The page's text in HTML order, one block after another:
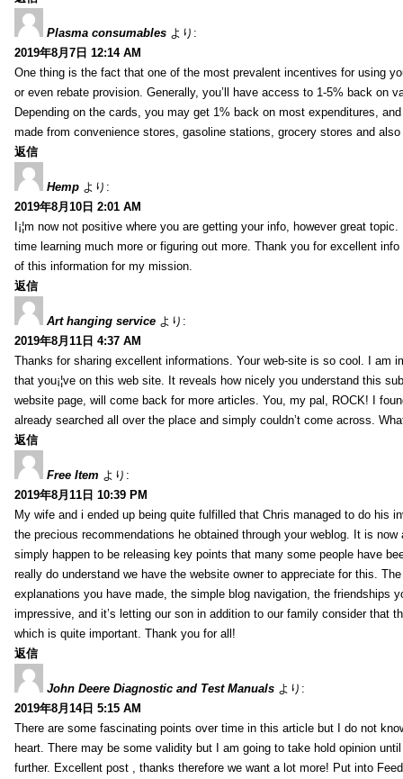
Plasma consumables より:
2019年8月7日 12:14 AM
One thing is the fact that one of the most prevalent incentives for using
or even rebate provision. Generally, you’ll have access to 1-5% back on
Depending on the cards, you may get 1% back on most expenditures,
made from convenience stores, gasoline stations, grocery stores and also
返信
Hemp より:
2019年8月10日 2:01 AM
I¡¦m now not positive where you are getting your info, however great
time learning much more or figuring out more. Thank you for excellent
of this information for my mission.
返信
Art hanging service より:
2019年8月11日 4:37 AM
Thanks for sharing excellent informations. Your web-site is so cool. I am
that you¡¦ve on this web site. It reveals how nicely you understand this
website page, will come back for more articles. You, my pal, ROCK! I
already searched all over the place and simply couldn’t come across.
返信
Free Item より:
2019年8月11日 10:39 PM
My wife and i ended up being quite fulfilled that Chris managed to do his
the precious recommendations he obtained through your weblog. It is now
simply happen to be releasing key points that many some people have
really do understand we have the website owner to appreciate for this.
explanations you have made, the simple blog navigation, the friendships
impressive, and it’s letting our son in addition to our family consider that
which is quite important. Thank you for all!
返信
John Deere Diagnostic and Test Manuals より:
2019年8月14日 5:15 AM
There are some fascinating points over time in this article but I do not
heart. There may be some validity but I am going to take hold opinion
further. Excellent post , thanks therefore we want a lot more! Put into